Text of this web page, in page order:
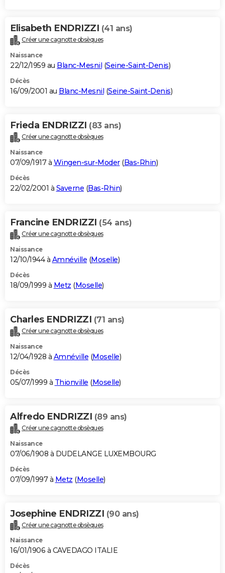
Elisabeth ENDRIZZI (41 ans)
Créer une cagnotte obsèques
Naissance
22/12/1959 au Blanc-Mesnil (Seine-Saint-Denis)
Décès
16/09/2001 au Blanc-Mesnil (Seine-Saint-Denis)
Frieda ENDRIZZI (83 ans)
Créer une cagnotte obsèques
Naissance
07/09/1917 à Wingen-sur-Moder(Bas-Rhin)
Décès
22/02/2001 à Saverne (Bas-Rhin)
Francine ENDRIZZI (54 ans)
Créer une cagnotte obsèques
Naissance
12/10/1944 à Amnéville (Moselle)
Décès
18/09/1999 à Metz (Moselle)
Charles ENDRIZZI (71 ans)
Créer une cagnotte obsèques
Naissance
12/04/1928 à Amnéville (Moselle)
Décès
05/07/1999 à Thionville (Moselle)
Alfredo ENDRIZZI (89 ans)
Créer une cagnotte obsèques
Naissance
07/06/1908 à DUDELANGE LUXEMBOURG
Décès
07/09/1997 à Metz (Moselle)
Josephine ENDRIZZI (90 ans)
Créer une cagnotte obsèques
Naissance
16/01/1906 à CAVEDAGO ITALIE
Décès